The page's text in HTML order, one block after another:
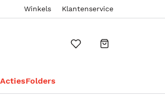
Winkels Klantenservice
ActiesFolders